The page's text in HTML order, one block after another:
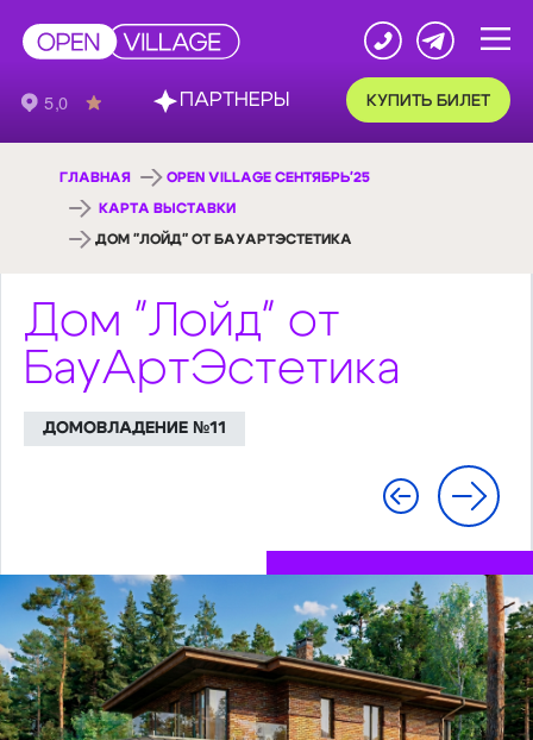
КУПИТЬ БИЛЕТ
ГЛАВНАЯ OPEN VILLAGE СЕНТЯБРЬ'25
КАРТА ВЫСТАВКИ
ДОМ "ЛОЙД" ОТ БАУАРТЭСТЕТИКА
Дом "Лойд" от
БауАртЭстетика
ДОМОВЛАДЕНИЕ №11